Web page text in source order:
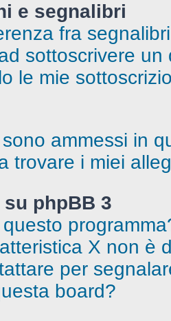
e segnalibri
fra
sottoscrivere
le mie
ammessi in
trovare i miei
phpBB 3
X non è
per
board?